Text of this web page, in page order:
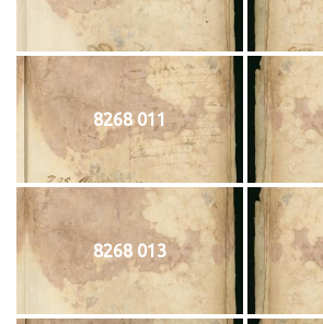
8268 011
8268 013